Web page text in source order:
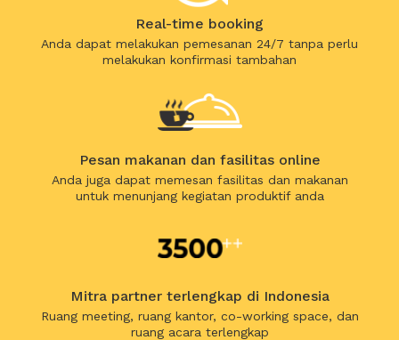
Real-time booking
Anda dapat melakukan pemesanan 24/7 tanpa perlu
melakukan konfirmasi tambahan
Pesan makanan dan fasilitas online
Anda juga dapat memesan fasilitas dan makanan
untuk menunjang kegiatan produktif anda
Mitra partner terlengkap di Indonesia
Ruang meeting, ruang kantor, co-working space, dan
ruang acara terlengkap